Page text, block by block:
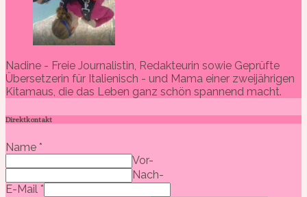
Nadine - Freie Journalistin, Redakteurin sowie Geprüfte
Übersetzerin für Italienisch - und Mama einer zweijährigen
Kitamaus, die das Leben ganz schön spannend macht.
Direktkontakt
Name *
Vor-
Nach-
E-Mail *